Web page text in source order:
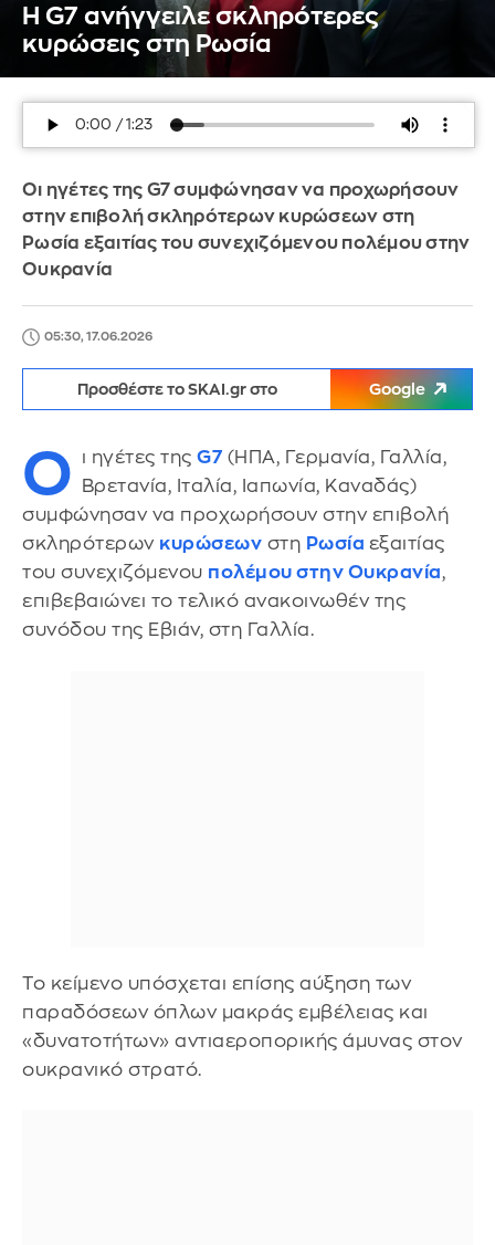
Η G7 ανήγγειλε σκληρότερες
κυρώσεις στη Ρωσία
Οι ηγέτες της G7 συμφώνησαν να προχωρήσουν
στην επιβολή σκληρότερων κυρώσεων στη
Ρωσία εξαιτίας του συνεχιζόμενου πολέμου στην
Ουκρανία
05:30, 17.06.2026
Προσθέστε το SKAI.gr στο Google
Ο ι ηγέτες της G7 (ΗΠΑ, Γερμανία, Γαλλία,
Βρετανία, Ιταλία, Ιαπωνία, Καναδάς)
συμφώνησαν να προχωρήσουν στην επιβολή
σκληρότερων κυρώσεων στη Ρωσία εξαιτίας
του συνεχιζόμενου πολέμου στην Ουκρανία,
επιβεβαιώνει το τελικό ανακοινωθέν της
συνόδου της Εβιάν, στη Γαλλία.
Το κείμενο υπόσχεται επίσης αύξηση των
παραδόσεων όπλων μακράς εμβέλειας και
«δυνατοτήτων» αντιαεροπορικής άμυνας στον
ουκρανικό στρατό.